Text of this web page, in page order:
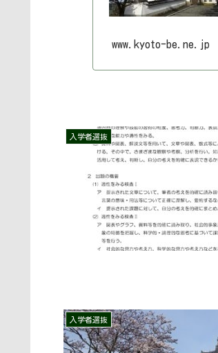
www.kyoto-be.ne.jp
入学者選抜
入学者選抜